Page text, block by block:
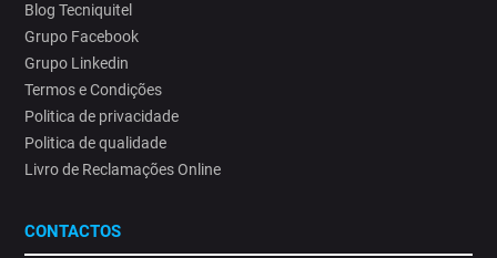
Blog Tecniquitel
Grupo Facebook
Grupo Linkedin
Termos e Condições
Politica de privacidade
Politica de qualidade
Livro de Reclamações Online
CONTACTOS